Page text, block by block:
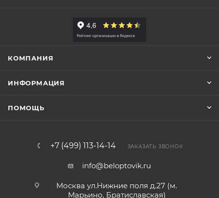
КОМПАНИЯ
ИНФОРМАЦИЯ
ПОМОЩЬ
+7 (499) 113-14-14 ЗАКАЗАТЬ ЗВОНОК
info@beloptovik.ru
Москва ул.Нижние поля д.27 (м.
Марьино, Братиславская)